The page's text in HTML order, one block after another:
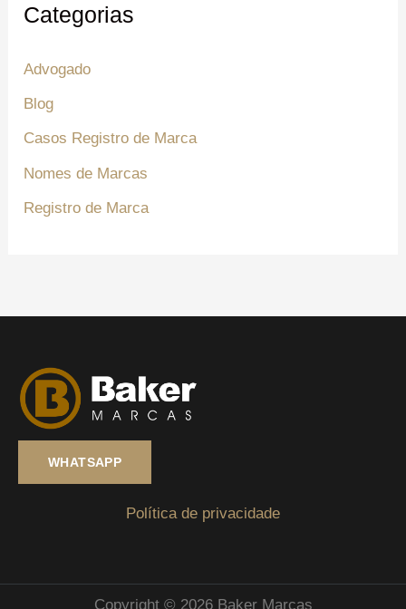
Categorias
Advogado
Blog
Casos Registro de Marca
Nomes de Marcas
Registro de Marca
WHATSAPP
Política de privacidade
Copyright © 2026 Baker Marcas